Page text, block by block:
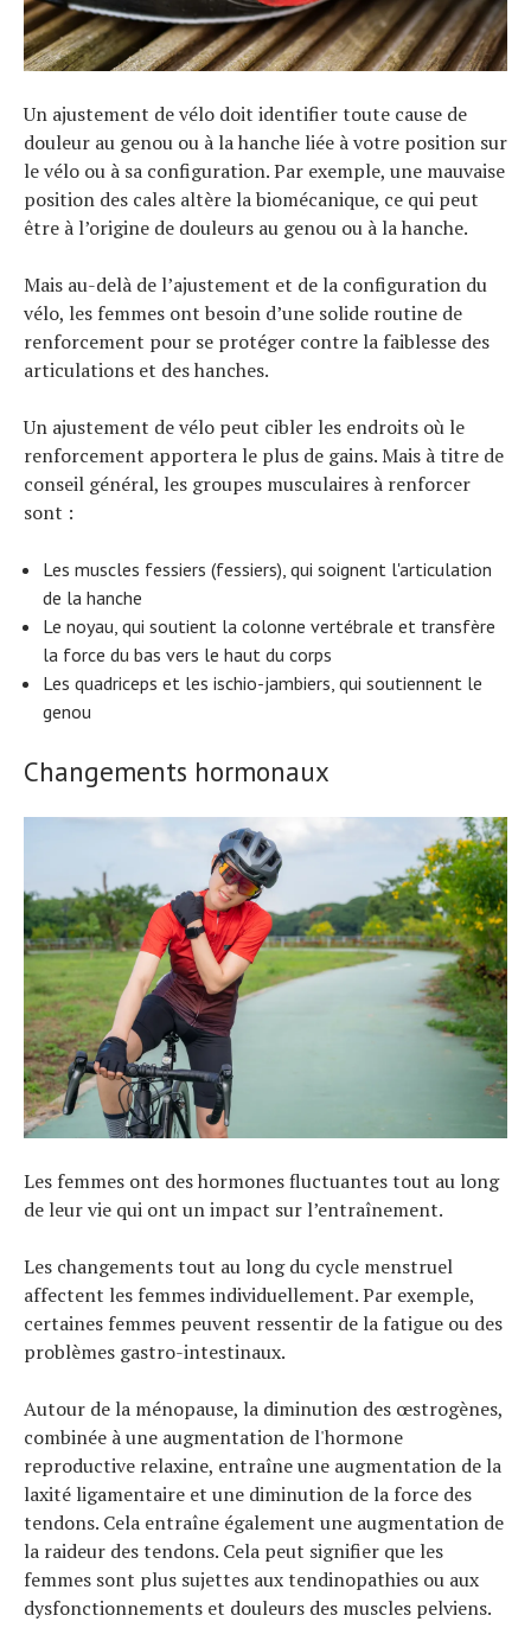
Un ajustement de vélo doit identifier toute cause de
douleur au genou ou à la hanche liée à votre position sur
le vélo ou à sa configuration. Par exemple, une mauvaise
position des cales altère la biomécanique, ce qui peut
être à l’origine de douleurs au genou ou à la hanche.
Mais au-delà de l’ajustement et de la configuration du
vélo, les femmes ont besoin d’une solide routine de
renforcement pour se protéger contre la faiblesse des
articulations et des hanches.
Un ajustement de vélo peut cibler les endroits où le
renforcement apportera le plus de gains. Mais à titre de
conseil général, les groupes musculaires à renforcer
sont :
Les muscles fessiers (fessiers), qui soignent l'articulation
de la hanche
Le noyau, qui soutient la colonne vertébrale et transfère
la force du bas vers le haut du corps
Les quadriceps et les ischio-jambiers, qui soutiennent le
genou
Changements hormonaux
Les femmes ont des hormones fluctuantes tout au long
de leur vie qui ont un impact sur l’entraînement.
Les changements tout au long du cycle menstruel
affectent les femmes individuellement. Par exemple,
certaines femmes peuvent ressentir de la fatigue ou des
problèmes gastro-intestinaux.
Autour de la ménopause, la diminution des œstrogènes,
combinée à une augmentation de l'hormone
reproductive relaxine, entraîne une augmentation de la
laxité ligamentaire et une diminution de la force des
tendons. Cela entraîne également une augmentation de
la raideur des tendons. Cela peut signifier que les
femmes sont plus sujettes aux tendinopathies ou aux
dysfonctionnements et douleurs des muscles pelviens.
À propos